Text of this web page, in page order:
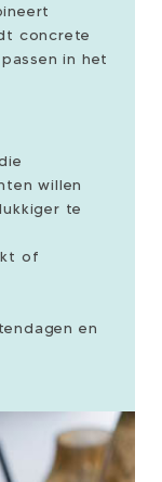
concrete
in het
willen
te
of
en